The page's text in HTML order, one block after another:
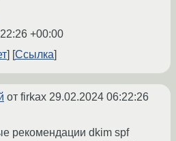
+00:00
Ссылка
от firkax 29.02.2024 06:22:26
рекомендации dkim spf